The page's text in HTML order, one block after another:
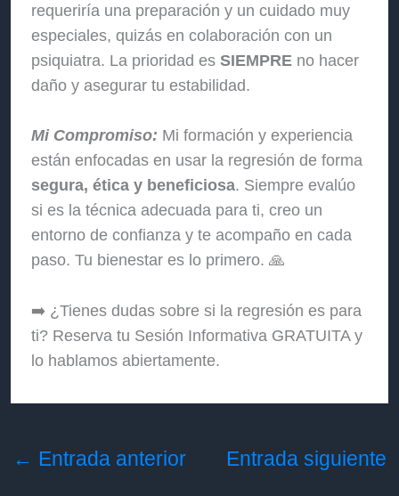
requeriría una preparación y un cuidado muy
especiales, quizás en colaboración con un
psiquiatra. La prioridad esSIEMPRE no hacer
daño y asegurar tu estabilidad.
Mi Compromiso: Mi formación y experiencia
están enfocadas en usar la regresión de forma
segura, ética y beneficiosa. Siempre evalúo
si es la técnica adecuada para ti, creo un
entorno de confianza y te acompaño en cada
paso. Tu bienestar es lo primero. 🙏
➡️ ¿Tienes dudas sobre si la regresión es para
ti? Reserva tu Sesión Informativa GRATUITA y
lo hablamos abiertamente.
← Entrada anterior
Entrada siguiente